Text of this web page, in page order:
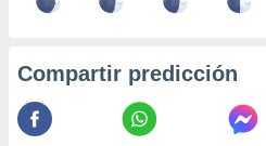
Compartir predicción